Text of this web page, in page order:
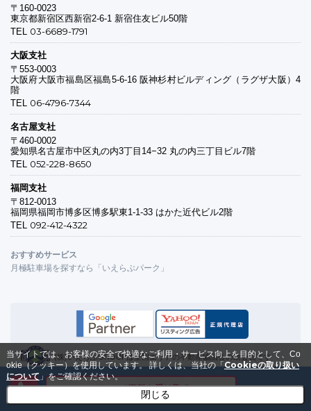
メールで資料を受け取る
〒160-0023
東京都新宿区西新宿2-6-1 新宿住友ビル50階
TEL 03-6689-1791
大阪支社
〒553-0003
大阪府大阪市福島区福島5-6-16 阪神杉村ビルディング（ラグザ大阪）4
階
TEL 06-4796-7344
名古屋支社
〒460-0002
愛知県名古屋市中区丸の内3丁目14−32 丸の内三丁目ビル7階
TEL 052-228-8650
福岡支社
〒812-0013
福岡県福岡市博多区博多駅東1-1-33 はかた近代ビル2階
TEL 092-412-4322
おすすめサービス
月極駐車場を探すなら「いえらぶパーク」
(株)いえらぶGROUPは全国エリアの不動産協議会の助会員です
プライバシーマークの付与認定を受けています
当サイトでは、お客様の安全で快適なご利用・サービス向上を目的として、Co
okie（クッキー）を使用しています。詳しくは、当社の「Cookieの取り扱い
について 」をご確認ください。
閉じる